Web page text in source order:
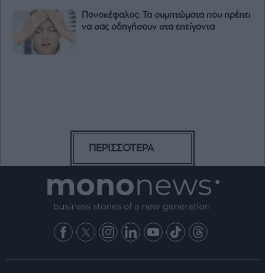
Πονοκέφαλος: Τα συμπτώματα που πρέπει
να σας οδηγήσουν στα επείγοντα
ΠΕΡΙΣΣΟΤΕΡΑ